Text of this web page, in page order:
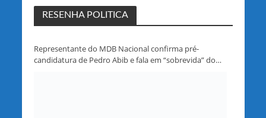
RESENHA POLITICA
Representante do MDB Nacional confirma pré-
candidatura de Pedro Abib e fala em “sobrevida” do